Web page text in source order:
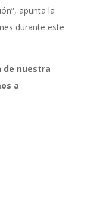
apunta la
durante este
de nuestra
a